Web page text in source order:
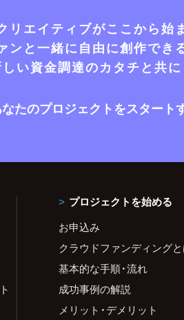
リエイティブがここから始
ンと一緒に自由に創作でき
い資金調達のカタチと共に
たのプロジェクトをスタート
プロジェクトを始める
お申込み
クラウドファンディング
基本的な手順・流れ
成功事例の解説
メリット・デメリット